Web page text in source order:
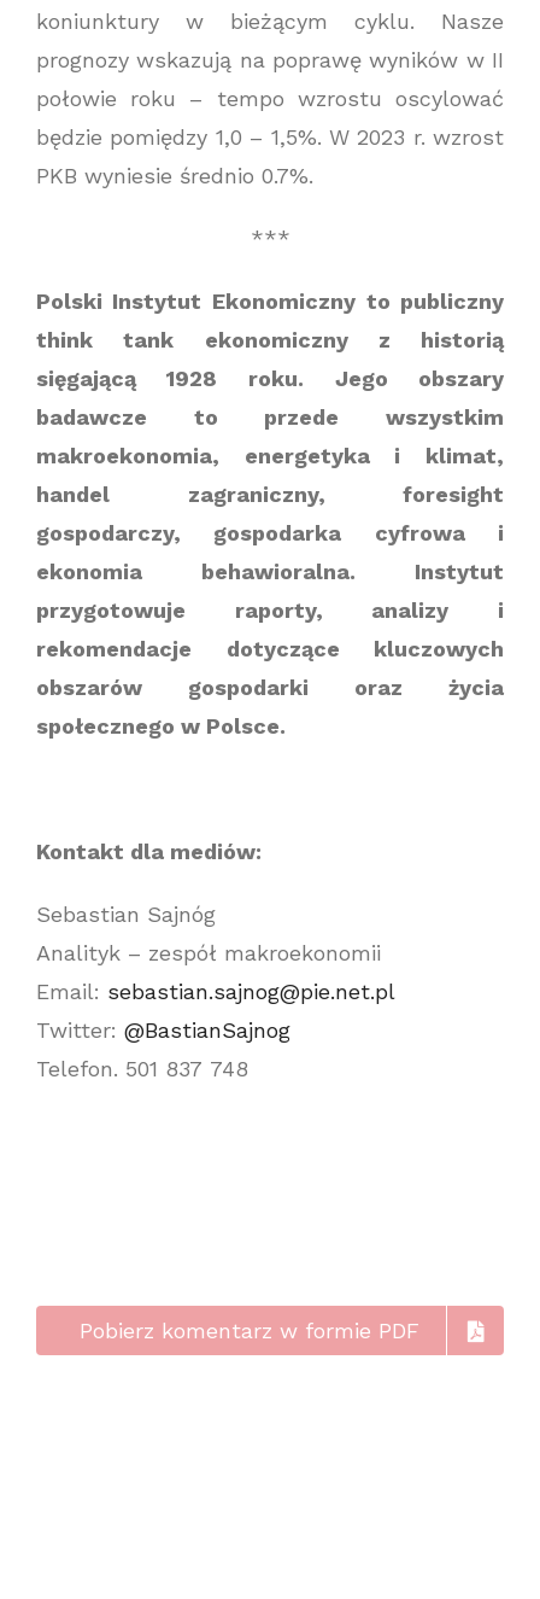
koniunktury w bieżącym cyklu. Nasze
prognozy wskazują na poprawę wyników w II
połowie roku – tempo wzrostu oscylować
będzie pomiędzy 1,0 – 1,5%. W 2023 r. wzrost
PKB wyniesie średnio 0.7%.
***
Polski Instytut Ekonomiczny to publiczny
think tank ekonomiczny z historią
sięgającą 1928 roku. Jego obszary
badawcze to przede wszystkim
makroekonomia, energetyka i klimat,
handel zagraniczny, foresight
gospodarczy, gospodarka cyfrowa i
ekonomia behawioralna. Instytut
przygotowuje raporty, analizy i
rekomendacje dotyczące kluczowych
obszarów gospodarki oraz życia
społecznego w Polsce.
Kontakt dla mediów:
Sebastian Sajnóg
Analityk – zespół makroekonomii
Email: sebastian.sajnog@pie.net.pl
Twitter: @BastianSajnog
Telefon. 501 837 748
Pobierz komentarz w formie PDF